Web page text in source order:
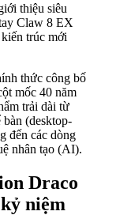
thiệu siêu
Claw 8 EX
trúc mới
thức công bố
mốc 40 năm
trải dài từ
(desktop-
đến các dòng
nhân tạo (AI).
Draco
niệm